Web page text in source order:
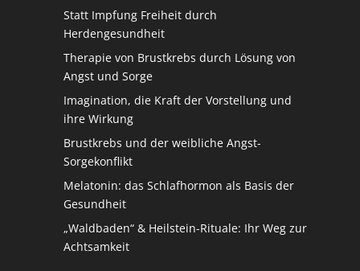
Statt Impfung Freiheit durch
Herdengesundheit
Therapie von Brustkrebs durch Lösung von
Angst und Sorge
Imagination, die Kraft der Vorstellung und
ihre Wirkung
Brustkrebs und der weibliche Angst-
Sorgekonflikt
Melatonin: das Schlafhormon als Basis der
Gesundheit
„Waldbaden“ & Heilstein-Rituale: Ihr Weg zur
Achtsamkeit